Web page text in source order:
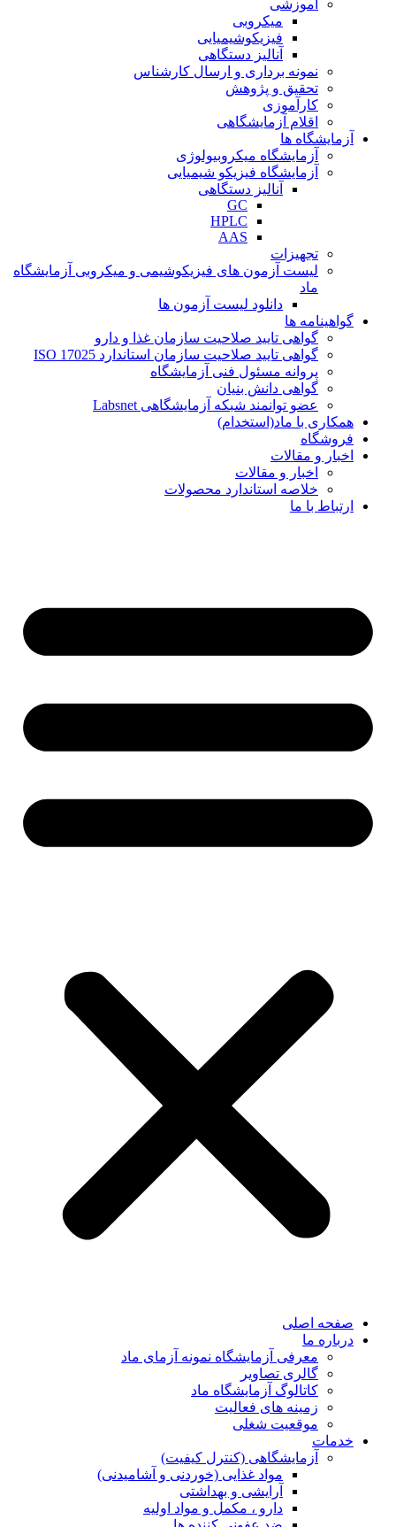
آموزشی
میکروبی
فیزیکوشیمیایی
آنالیز دستگاهی
نمونه برداری و ارسال کارشناس
تحقیق و پژوهش
کارآموزی
اقلام آزمایشگاهی
آزمایشگاه ها
آزمایشگاه میکروبیولوژی
آزمایشگاه فیزیکو شیمیایی
آنالیز دستگاهی
GC
HPLC
AAS
تجهیزات
لیست آزمون های فیزیکوشیمی و میکروبی آزمایشگاه
ماد
دانلود لیست آزمون ها
گواهینامه ها
گواهی تایید صلاحیت سازمان غذا و دارو
گواهی تایید صلاحیت سازمان استاندارد ISO 17025
پروانه مسئول فنی آزمایشگاه
گواهی دانش بنیان
عضو توانمند شبکه آزمایشگاهی Labsnet
همکاری با ماد(استخدام)
فروشگاه
اخبار و مقالات
اخبار و مقالات
خلاصه استاندارد محصولات
ارتباط با ما
صفحه اصلی
درباره ما
معرفی آزمایشگاه نمونه آزمای ماد
گالری تصاویر
کاتالوگ آزمایشگاه ماد
زمینه های فعالیت
موقعیت شغلی
خدمات
آزمایشگاهی (کنترل کیفیت)
مواد غذایی (خوردنی و آشامیدنی)
آرایشی و بهداشتی
دارو ، مکمل و مواد اولیه